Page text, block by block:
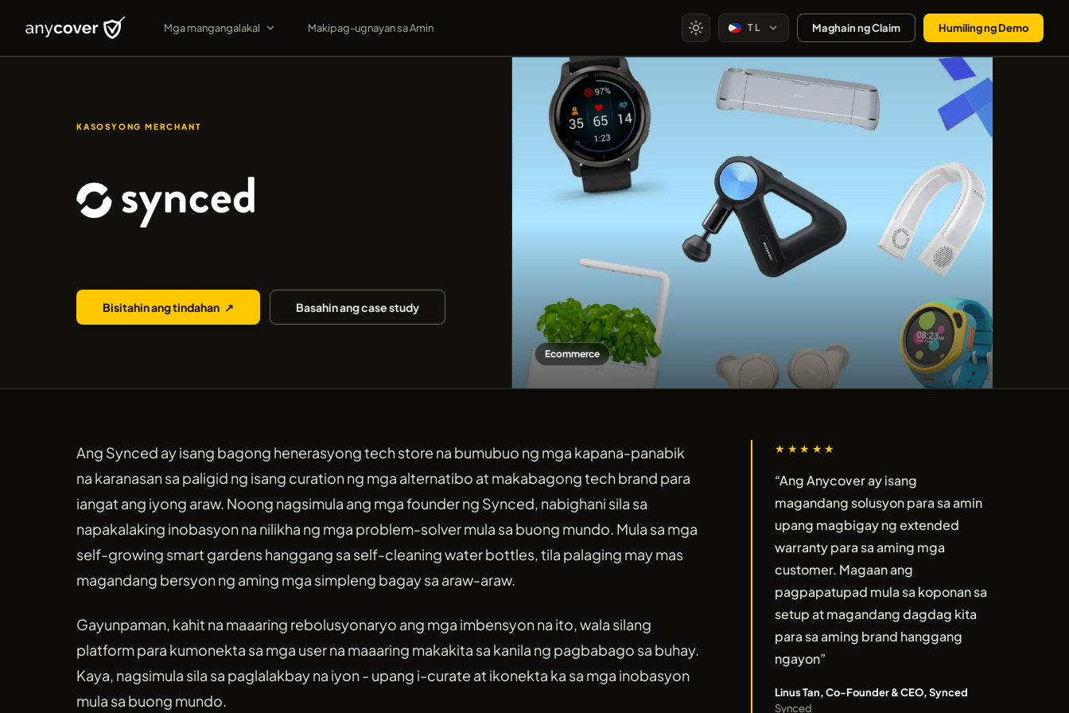
Mga mangangalakal Makipag-ugnayan sa Amin TL Maghain ng Claim Humiling ng Demo
KASOSYONG MERCHANT
Bisitahin ang tindahan ↗ Basahin ang case study
Ecommerce
Ang Synced ay isang bagong henerasyong tech store na bumubuo ng mga kapana-panabik
na karanasan sa paligid ng isang curation ng mga alternatibo at makabagong tech brand para
iangat ang iyong araw. Noong nagsimula ang mga founder ng Synced, nabighani sila sa
napakalaking inobasyon na nilikha ng mga problem-solver mula sa buong mundo. Mula sa mga
self-growing smart gardens hanggang sa self-cleaning water bottles, tila palaging may mas
magandang bersyon ng aming mga simpleng bagay sa araw-araw.
Gayunpaman, kahit na maaaring rebolusyonaryo ang mga imbensyon na ito, wala silang
platform para kumonekta sa mga user na maaaring makakita sa kanila ng pagbabago sa buhay.
Kaya, nagsimula sila sa paglalakbay na iyon - upang i-curate at ikonekta ka sa mga inobasyon
mula sa buong mundo.
★★★★★
“Ang Anycover ay isang
magandang solusyon para sa amin
upang magbigay ng extended
warranty para sa aming mga
customer. Magaan ang
pagpapatupad mula sa koponan sa
setup at magandang dagdag kita
para sa aming brand hanggang
ngayon”
Linus Tan, Co-Founder & CEO, Synced
Synced